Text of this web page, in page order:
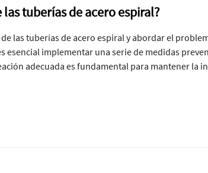
tuberías de acero espiral?
las tuberías de acero espiral y abordar el
esencial implementar una serie de medidas
adecuada es fundamental para mantener la